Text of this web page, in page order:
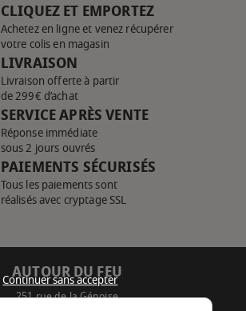
CLIQUEZ ET EMPORTEZ
Achetez en ligne et venez récupérer
votre colis en magasin
LIVRAISON
Livraison offerte à partir
de 299€ d’achat
SERVICE APRÈS VENTE
Réponse immédiate
sous 2 jours ouvrés
PAIEMENTS SÉCURISÉS
Tous les paiements sont
réalisés avec cryptage SSL
AUTOUR DU FEU
251 rue de la Génoise
Continuer sans accepter